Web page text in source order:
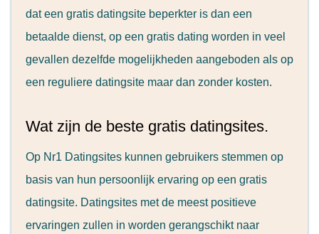
dat een gratis datingsite beperkter is dan een
betaalde dienst, op een gratis dating worden in veel
gevallen dezelfde mogelijkheden aangeboden als op
een reguliere datingsite maar dan zonder kosten.
Wat zijn de beste gratis datingsites.
Op Nr1 Datingsites kunnen gebruikers stemmen op
basis van hun persoonlijk ervaring op een gratis
datingsite. Datingsites met de meest positieve
ervaringen zullen in worden gerangschikt naar